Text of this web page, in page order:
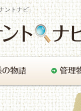
ントナビ」